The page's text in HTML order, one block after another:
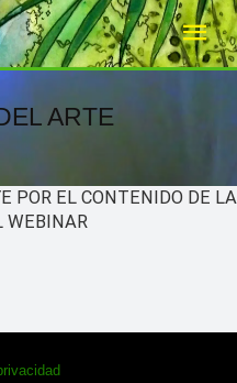
ARTE
POR EL CONTENIDO DE LA
WEBINAR